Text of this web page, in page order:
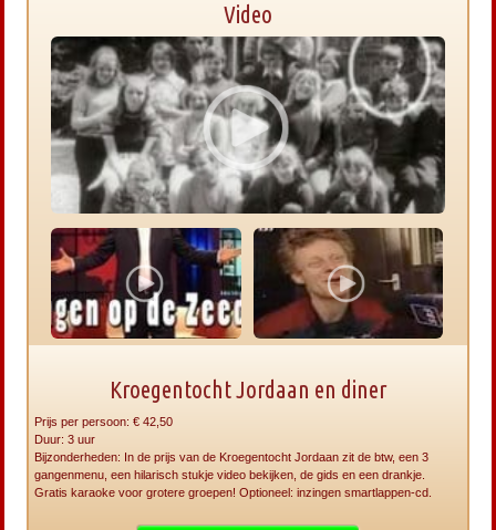
Video
Kroegentocht Jordaan en diner
Prijs per persoon: € 42,50
Duur: 3 uur
Bijzonderheden: In de prijs van de Kroegentocht Jordaan zit de btw, een 3
gangenmenu, een hilarisch stukje video bekijken, de gids en een drankje.
Gratis karaoke voor grotere groepen! Optioneel: inzingen smartlappen-cd.